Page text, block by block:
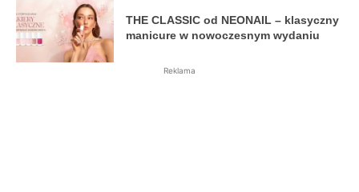
THE CLASSIC od NEONAIL – klasyczny
manicure w nowoczesnym wydaniu
Reklama